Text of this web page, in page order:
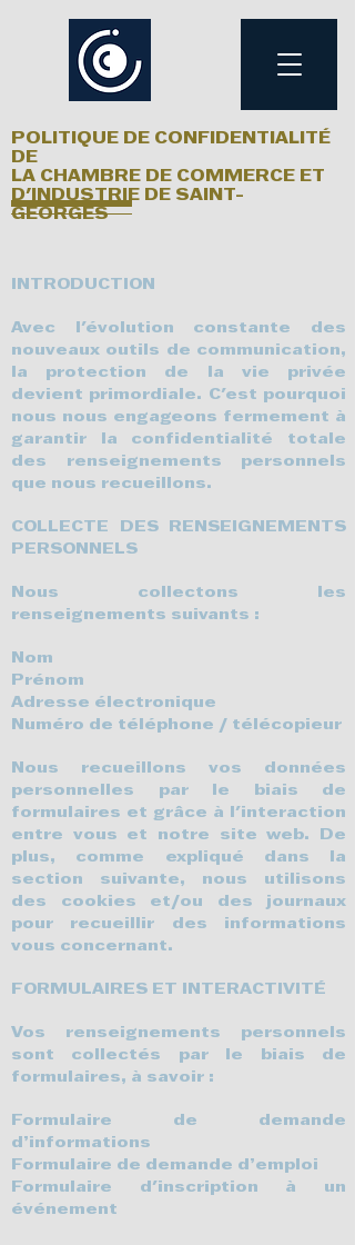
POLITIQUE DE CONFIDENTIALITÉ
DE
LA CHAMBRE DE COMMERCE ET
D'INDUSTRIE DE SAINT-
GEORGES
INTRODUCTION
Avec l'évolution constante des
nouveaux outils de communication,
la protection de la vie privée
devient primordiale. C'est pourquoi
nous nous engageons fermement à
garantir la confidentialité totale
des renseignements personnels
que nous recueillons.
COLLECTE DES RENSEIGNEMENTS
PERSONNELS
Nous collectons les
renseignements suivants :
Nom
Prénom
Adresse électronique
Numéro de téléphone / télécopieur
Nous recueillons vos données
personnelles par le biais de
formulaires et grâce à l'interaction
entre vous et notre site web. De
plus, comme expliqué dans la
section suivante, nous utilisons
des cookies et/ou des journaux
pour recueillir des informations
vous concernant.
FORMULAIRES ET INTERACTIVITÉ
Vos renseignements personnels
sont collectés par le biais de
formulaires, à savoir :
Formulaire de demande
d’informations
Formulaire de demande d’emploi
Formulaire d'inscription à un
événement